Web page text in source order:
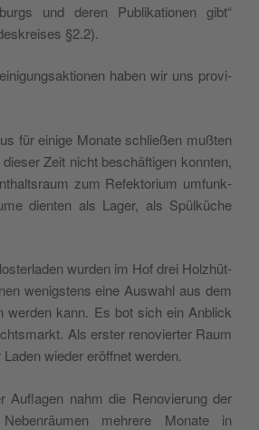
und deren Pub­lika­tio­nen gibt“
§2.2).
haben wir uns pro­vi­
für einige Monate schließen mußten
Zeit nicht beschäfti­gen kon­nten,
zum Refek­to­ri­um umfunk­
dien­ten als Lager, als Spülküche
wur­den im Hof drei Holzhüt­
wenig­stens eine Auswahl aus dem
wer­den kann. Es bot sich ein Anblick
Als erster ren­oviert­er Raum
wieder eröffnet werden.
Aufla­gen nahm die Ren­ovierung der
mehrere Monate in